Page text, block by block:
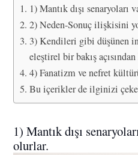
1) Mantık dışı senaryoları
2) Neden-Sonuç ilişkisini
3) Kendileri gibi düşünen
eleştirel bir bakış
4) Fanatizm ve nefret
Bu içerikler de ilginizi
1) Mantık dışı
olurlar.